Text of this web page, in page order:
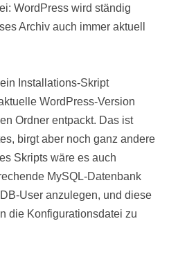
WordPress wird ständig
Archiv auch immer aktuell
Installations-Skript
WordPress-Version
Ordner entpackt. Das ist
birgt aber noch ganz andere
Skripts wäre es auch
MySQL-Datenbank
User anzulegen, und diese
die Konfigurationsdatei zu